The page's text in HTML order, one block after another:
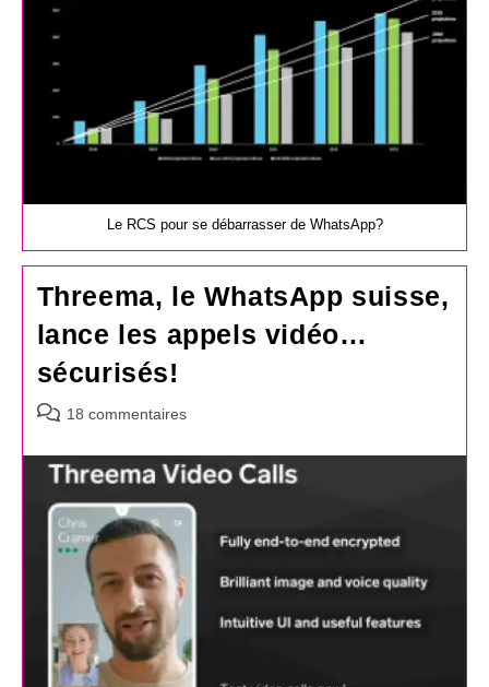
Le RCS pour se débarrasser de WhatsApp?
Threema, le WhatsApp suisse,
lance les appels vidéo…
sécurisés!
Commentaires
la
publication :
18 commentaires